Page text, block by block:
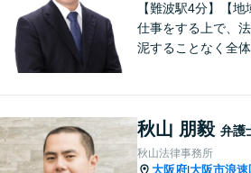
【難波駅4分】【地
仕事をする上で、
泥することなく全体
クライアントの話を
き、意思疎通を測っ
適な解決策を提示
秋山 朋毅 弁護
秋山法律事務所
大阪府|大阪市浪速